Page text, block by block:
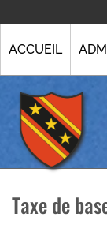
ACCUEIL
Taxe de